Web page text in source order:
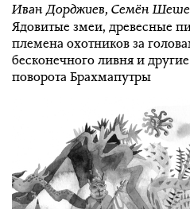
Иван Дорджиев, Семён
Ядовитые змеи, древесные
племена охотников за
бесконечного ливня и
поворота Брахмапутры